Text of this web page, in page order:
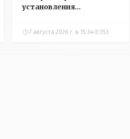
установления
7 августа 2026 г. в 15:34 353